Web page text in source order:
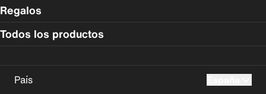
Regalos
Todos los productos
País